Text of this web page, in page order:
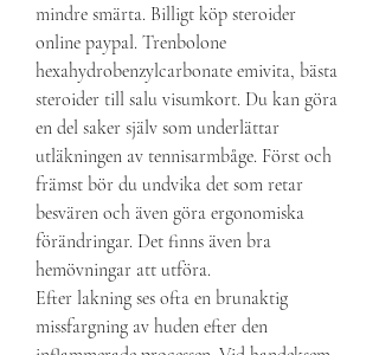
mindre smärta. Billigt köp steroider
online paypal. Trenbolone
hexahydrobenzylcarbonate emivita, bästa
steroider till salu visumkort. Du kan göra
en del saker själv som underlättar
utläkningen av tennisarmbåge. Först och
främst bör du undvika det som retar
besvären och även göra ergonomiska
förändringar. Det finns även bra
hemövningar att utföra.
Efter lakning ses ofta en brunaktig
missfargning av huden efter den